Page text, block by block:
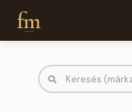
fm
Parfümök